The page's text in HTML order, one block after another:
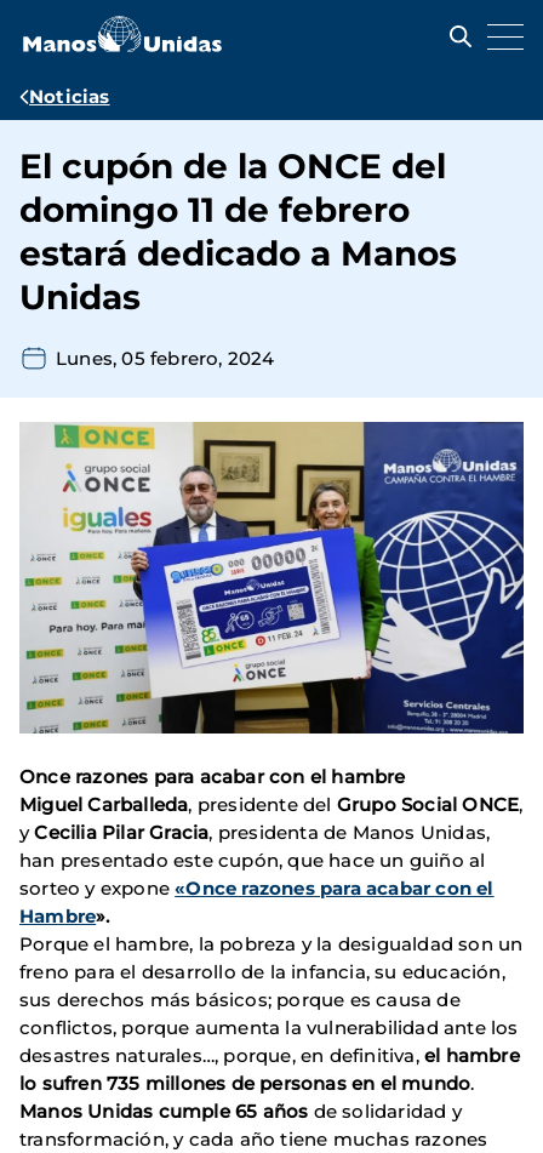
contenido
Ruta
navegación
Noticias
El cupón de la ONCE del
domingo 11 de febrero
estará dedicado a Manos
Unidas
Lunes, 05 febrero, 2024
Once razones para acabar con el hambre
Miguel Carballeda, presidente del Grupo Social ONCE,
yCecilia Pilar Gracia, presidenta de Manos Unidas,
han presentado este cupón, que hace un guiño al
sorteo y expone«Once razones para acabar con el
Hambre».
Porque el hambre, la pobreza y la desigualdad son un
freno para el desarrollo de la infancia, su educación,
sus derechos más básicos; porque es causa de
conflictos, porque aumenta la vulnerabilidad ante los
desastres naturales…, porque, en definitiva,el hambre
lo sufren 735 millones de personas en el mundo.
Manos Unidas cumple 65 años de solidaridad y
transformación, y cada año tiene muchas razones